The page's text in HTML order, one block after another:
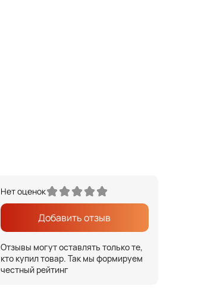
Нет оценок
Добавить отзыв
Отзывы могут оставлять только те,
кто купил товар. Так мы формируем
честный рейтинг